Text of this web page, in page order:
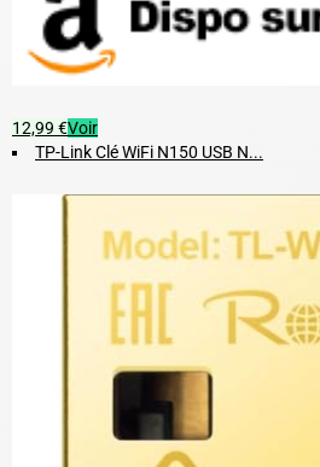
12,99 €Voir
TP-Link Clé WiFi N150 USB N...